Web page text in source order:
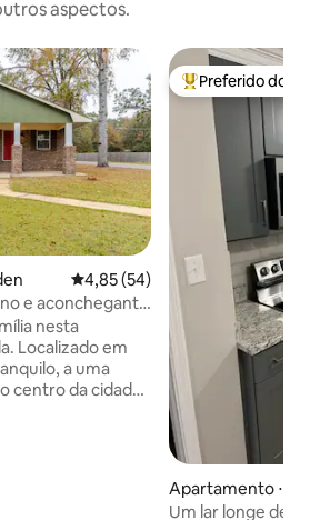
aspectos.
4,85 de uma avaliação média
4,85 (54)
e aconchegante
da cidade 406
nesta
Localizado em
a uma
centro da cidade,
Entre os
Preferido dos
Apartamento ⋅
Um lar longe de